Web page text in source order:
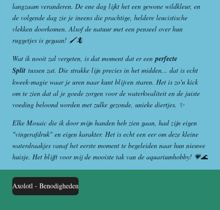
langzaam veranderen. De ene dag lijkt het een gewone wildkleur, en
de volgende dag zie je ineens die prachtige, heldere leucistische
vlekken doorkomen. Alsof de natuur met een penseel over hun
ruggetjes is gegaan! 🖌️🦎
Wat ik nooit zal vergeten, is dat moment dat er een perfecte
Split tussen zat. Die strakke lijn precies in het midden... dat is echt
kweek-magie waar je uren naar kunt blijven staren. Het is zo'n kick
om te zien dat al je goede zorgen voor de waterkwaliteit en de juiste
voeding beloond worden met zulke gezonde, unieke diertjes. ✨
Elke Mosaic die ik door mijn handen heb zien gaan, had zijn eigen
"vingerafdruk" en eigen karakter. Het is echt een eer om deze kleine
waterdraakjes vanaf het eerste moment te begeleiden naar hun nieuwe
huisje. Het blijft voor mij de mooiste tak van de aquariumhobby! 💗🌊
Axolotl - Benodigheden